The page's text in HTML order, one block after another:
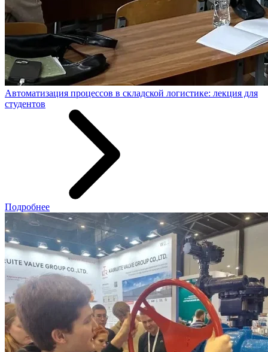
Автоматизация процессов в складской логистике: лекция для
студентов
Подробнее